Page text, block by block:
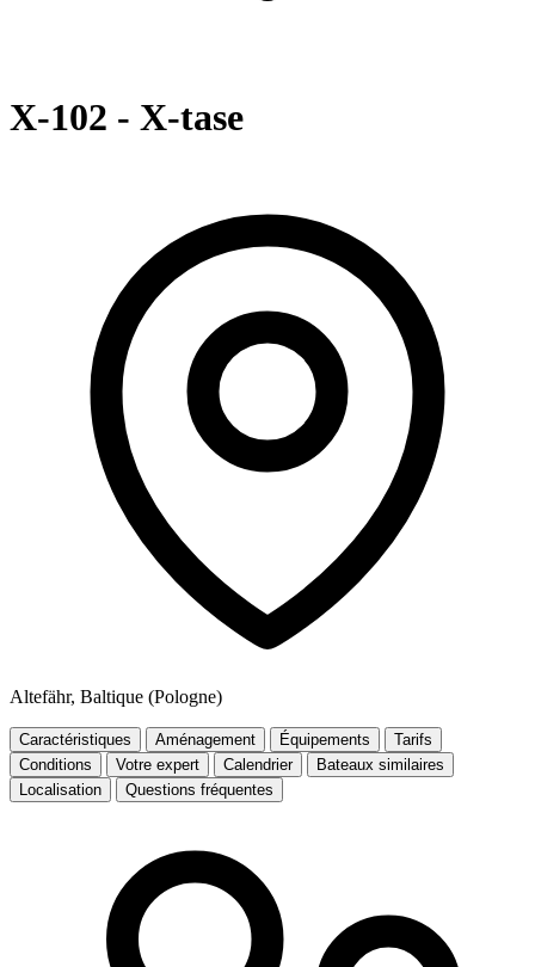
X-102 - X-tase
Altefähr, Baltique (Pologne)
Caractéristiques Aménagement Équipements
Tarifs
Conditions
Votre expert Calendrier
Bateaux similaires
Localisation
Questions fréquentes